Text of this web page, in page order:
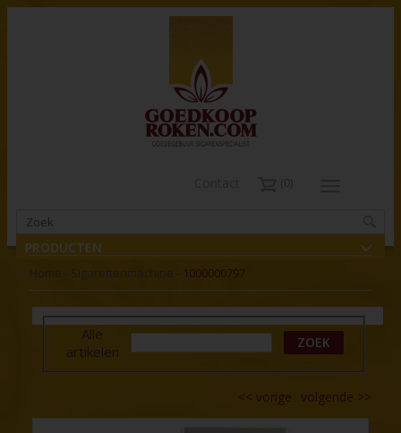
PRODUCTEN
1000000797
Alle
artikelen
ZOEK
volgende >>
vorige